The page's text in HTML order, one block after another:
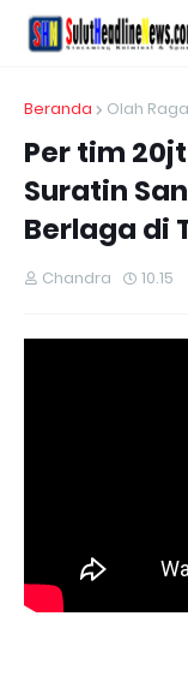
Beranda Olah Raga
Per tim
Suratin
Berlaga di
Chandra 10.15